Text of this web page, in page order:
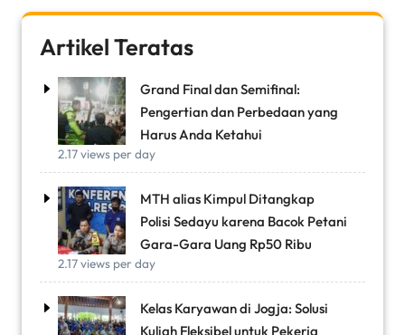
Artikel Teratas
Grand Final dan Semifinal:
Pengertian dan Perbedaan yang
Harus Anda Ketahui
2.17 views per day
MTH alias Kimpul Ditangkap
Polisi Sedayu karena Bacok Petani
Gara-Gara Uang Rp50 Ribu
2.17 views per day
Kelas Karyawan di Jogja: Solusi
Kuliah Fleksibel untuk Pekerja